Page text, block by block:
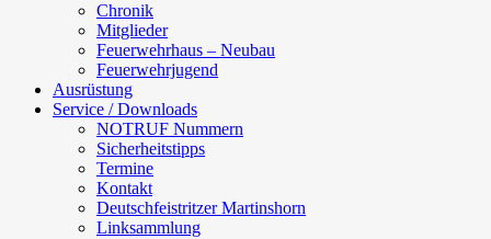
Chronik
Mitglieder
Feuerwehrhaus – Neubau
Feuerwehrjugend
Ausrüstung
Service / Downloads
NOTRUF Nummern
Sicherheitstipps
Termine
Kontakt
Deutschfeistritzer Martinshorn
Linksammlung